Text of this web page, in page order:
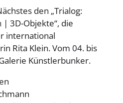
den „Trialog:
3D-Objekte“, die
international
Rita Klein. Vom 04. bis
Künstlerbunker.